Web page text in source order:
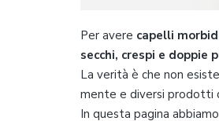
Per avere capelli
secchi, crespi e doppie
La verità è che non
mente e diversi prodotti
In questa pagina